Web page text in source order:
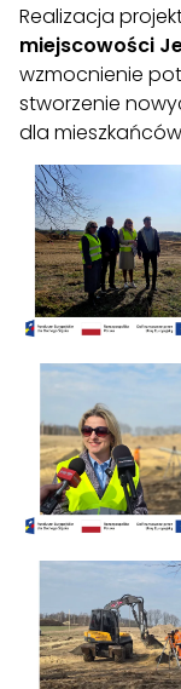
Realizacja
miejscowości
wzmocnienie
stworzenie
dla